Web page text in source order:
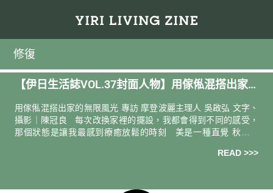
修復
【伊日生活誌VOL.37封面人物】用傢俬混搭出家
用傢俬混搭出家的無限風光 專訪 摩登波麗主理人 吳啟弘 文字、
攝影｜陳冠良 每次改換家裡的擺設，我都會得到不同的感受，
那個狀態是讓我最感到療癒放鬆的時刻 美是一種直覺 秋日下
READ >>>